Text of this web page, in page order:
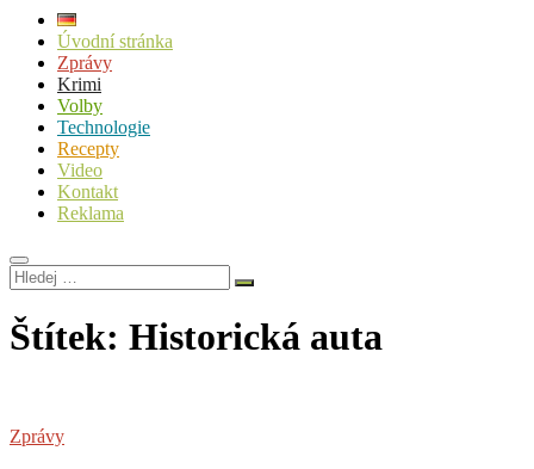
Úvodní stránka
Zprávy
Krimi
Volby
Technologie
Recepty
Video
Kontakt
Reklama
Hledej
…
Štítek: Historická auta
Zprávy